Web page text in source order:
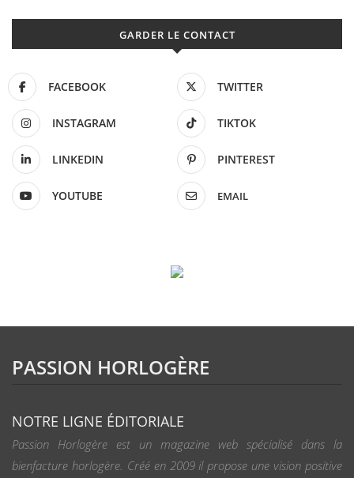
GARDER LE CONTACT
FACEBOOK TWITTER
INSTAGRAM TIKTOK
LINKEDIN PINTEREST
YOUTUBE EMAIL
PASSION HORLOGÈRE
NOTRE LIGNE ÉDITORIALE
Passion Horlogère est un magazine web spécialisé dans la
bienfacture horlogère. Créé en 2009 il propose une vision positive